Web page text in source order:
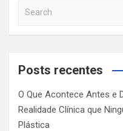
a
c
Posts recentes
O Que Acontece Antes e
Realidade Clínica que
Plástica